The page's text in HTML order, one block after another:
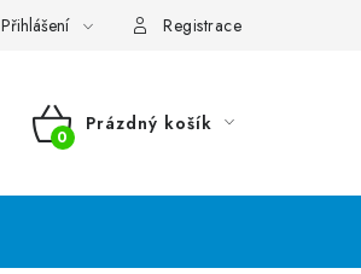
Přihlášení Registrace
NÁKUPNÍ
Prázdný košík